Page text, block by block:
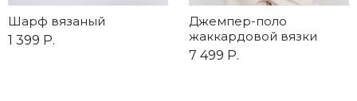
Шарф вязаный
1 399 Р.
Джемпер-поло
жаккардовой вязки
7 499 Р.